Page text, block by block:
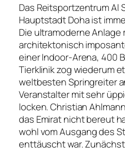
Das Reitsportzentrum Al
Hauptstadt Doha ist
Die ultramoderne Anlage
architektonisch
einer Indoor-Arena, 400
Tierklinik zog wiederum
weltbesten Springreiter
Veranstalter mit sehr
locken. Christian
das Emirat nicht bereut
wohl vom Ausgang des
enttäuscht war.